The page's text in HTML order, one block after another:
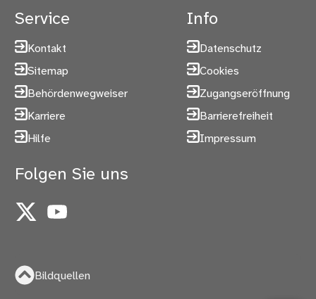
Service
Kontakt
Sitemap
Behördenwegweiser
Karriere
Hilfe
Info
Datenschutz
Cookies
Zugangseröffnung
Barrierefreiheit
Impressum
Folgen Sie uns
X YouTube
Bildquellen